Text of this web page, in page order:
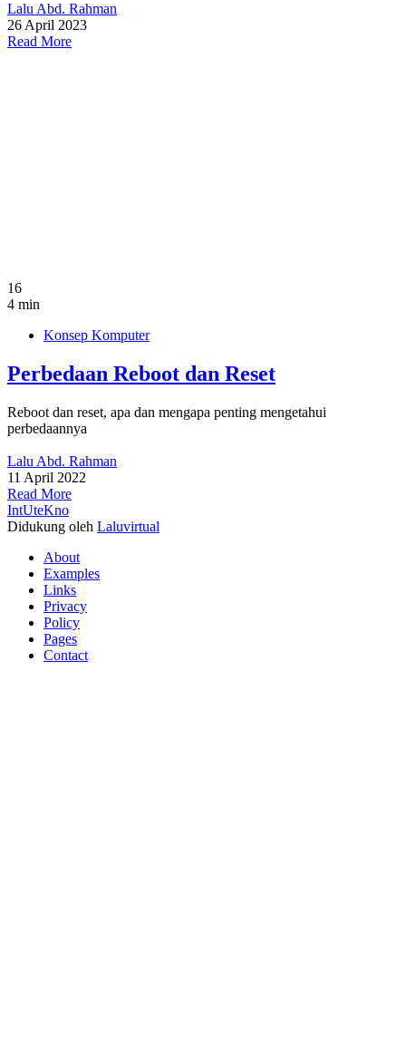
Lalu Abd. Rahman
26 April 2023
Read More
16
4 min
Konsep Komputer
Perbedaan Reboot dan Reset
Reboot dan reset, apa dan mengapa penting mengetahui
perbedaannya
Lalu Abd. Rahman
11 April 2022
Read More
IntUteKno
Didukung oleh Laluvirtual
About
Examples
Links
Privacy
Policy
Pages
Contact